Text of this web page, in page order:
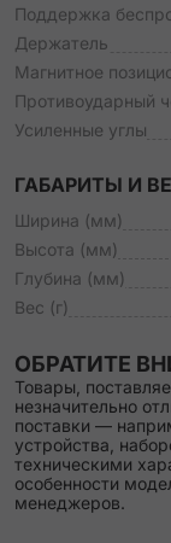
Поддержка
Держатель
Магнитное
Противоударный
Усиленные углы
ГАБАРИТЫ И
Ширина (мм)
Высота (мм)
Глубина (мм)
Вес (г)
ОБРАТИТЕ
Товары,
незначительно
поставки —
устройства,
техническими
особенности
менеджеров.